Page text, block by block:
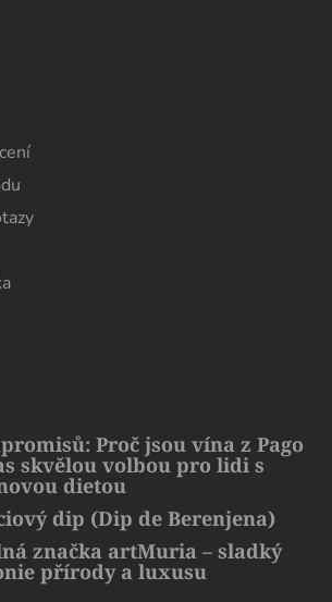
Proč jsou vína z Pago
skvělou volbou pro lidi s
dietou
dip (Dip de Berenjena)
značka artMuria – sladký
přírody a luxusu